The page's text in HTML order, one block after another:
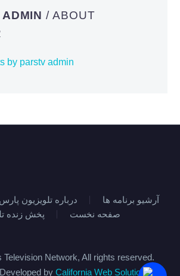
ADMIN/ ABOUT
by parstv admin
درباره تلویزیون پارس
آرشیو برنامه ها
پخش زنده
صفحه نخست
Television Network, All rights reserved.
by California Web Solutions